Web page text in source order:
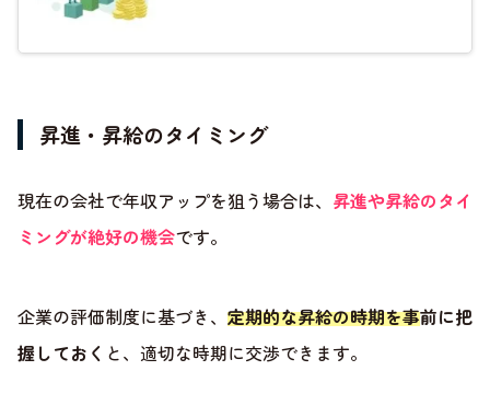
昇進・昇給のタイミング
現在の会社で年収アップを狙う場合は、 昇進や昇給のタイ
ミングが絶好の機会です。
企業の評価制度に基づき、 定期的な昇給の時期を事前に把
握しておく と、適切な時期に交渉できます。